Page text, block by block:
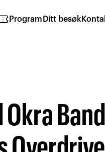
Program Ditt besøk
Okra